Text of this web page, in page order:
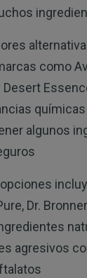
como
Desert
químicas
algunos
Dr.
agresivos